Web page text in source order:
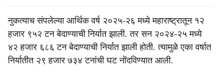
नुकत्याच संपलेल्या आर्थिक वर्ष २०२५-२६ मध्ये महाराष्ट्रातून १२
हजार ९५२ टन बेदाण्याची निर्यात झाली. तर सन २०२४-२५ मध्ये
४२ हजार ६८६ टन बेदाण्याची निर्यात झाली होती. त्यामुळे एका वर्षात
निर्यातीत २९ हजार ७३४ टनांची घट नोंदविण्यात आली.